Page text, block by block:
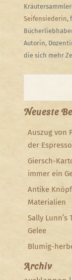
Seifensiederin,
Autorin,
die sich mehr
Neueste
Auszug von
der
Giersch-
immer ein
Antike
Materialien
Sally
Gelee
Blumig-
Archiv